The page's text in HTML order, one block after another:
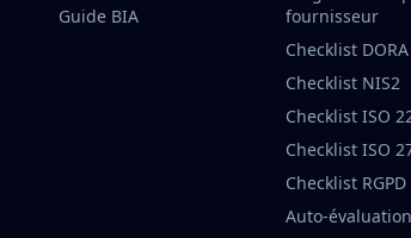
Guide BIA
fournisseur
Checklist DORA
Checklist NIS2
Checklist ISO
Checklist ISO
Checklist RGPD
Auto-